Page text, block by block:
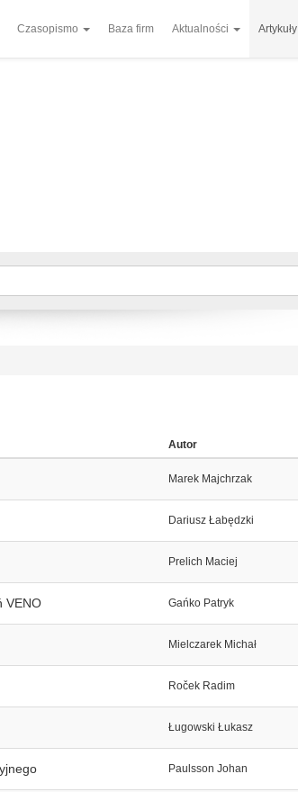
Czasopismo Baza firm Aktualności Artykuły
Autor
Marek Majchrzak
Dariusz Łabędzki
Prelich Maciej
VENO Gańko Patryk
Mielczarek Michał
Roček Radim
Ługowski Łukasz
Paulsson Johan